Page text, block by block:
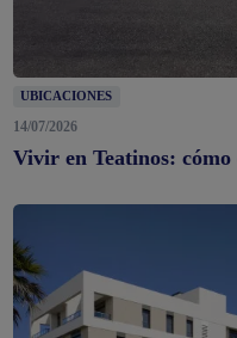
UBICACIONES
14/07/2026
Vivir en Teatinos: